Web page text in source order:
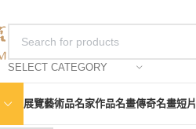
SELECT CATEGORY
展覽藝術品名家作品名畫傳奇名畫短片